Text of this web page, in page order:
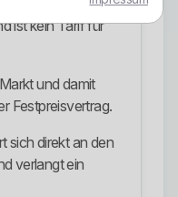
sich an passende
ist kein Tarif für
und damit
Festpreisvertrag.
sich direkt an den
verlangt ein